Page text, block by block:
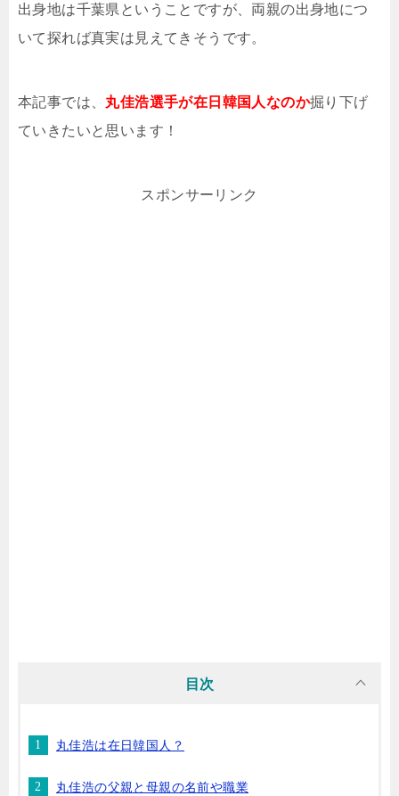
出身地は千葉県ということですが、両親の出身地につ
いて探れば真実は見えてきそうです。
本記事では、 丸佳浩選手が在日韓国人なのか掘り下げ
ていきたいと思います！
スポンサーリンク
目次
丸佳浩は在日韓国人？
丸佳浩の父親と母親の名前や職業